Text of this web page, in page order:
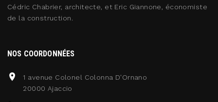
Cédric Chabrier, architecte, et Eric Giannone, économiste
de la construction.
NOS COORDONNÉES
1 avenue Colonel Colonna D'Ornano
20000 Ajaccio